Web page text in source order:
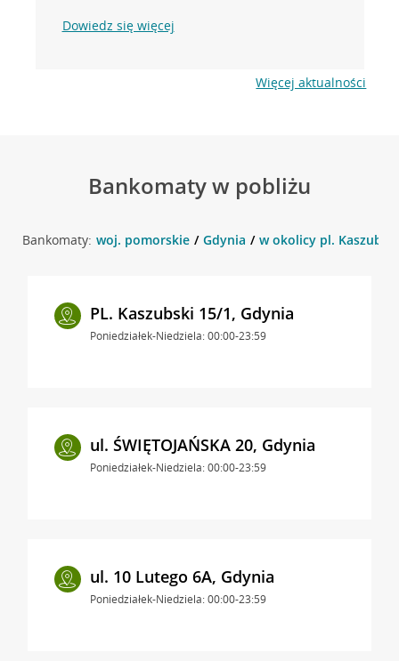
Dowiedz się więcej
Więcej aktualności
Bankomaty w pobliżu
Bankomaty: woj. pomorskie Gdynia w okolicy pl.
PL. Kaszubski 15/1, Gdynia
Poniedziałek-Niedziela: 00:00-23:59
ul. ŚWIĘTOJAŃSKA 20, Gdynia
Poniedziałek-Niedziela: 00:00-23:59
ul. 10 Lutego 6A, Gdynia
Poniedziałek-Niedziela: 00:00-23:59